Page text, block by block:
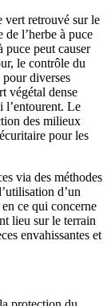
vert retrouvé sur le
l’herbe à puce
puce peut causer
le contrôle du
diverses
végétal dense
l’entourent. Le
des milieux
pour les
via des méthodes
d’un
ce qui concerne
lieu sur le terrain
envahissantes et